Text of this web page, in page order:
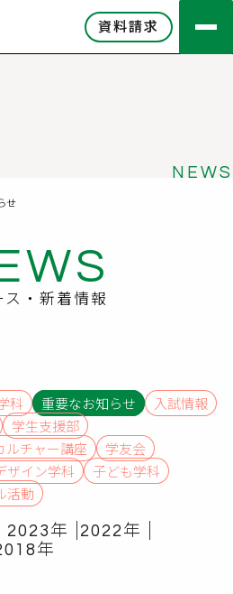
資料請求
NEWS
せ
ス・新着情報
科 重要なお知らせ
入試情報
学生支援部
ルチャー講座
学友会
ザイン学科
子ども学科
活動
2023年
2022年
年